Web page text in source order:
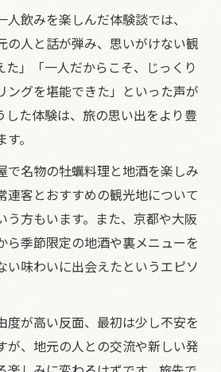
飲みを楽しんだ体験談では、
の人と話が弾み、思いがけない観
た」「一人だからこそ、じっくり
ングを堪能できた」といった声が
した体験は、旅の思い出をより豊
。
で名物の牡蠣料理と地酒を楽しみ
連客とおすすめの観光地について
う方もいます。また、京都や大阪
ら季節限定の地酒や裏メニューを
い味わいに出会えたというエピソ
度が高い反面、最初は少し不安を
が、地元の人との交流や新しい発